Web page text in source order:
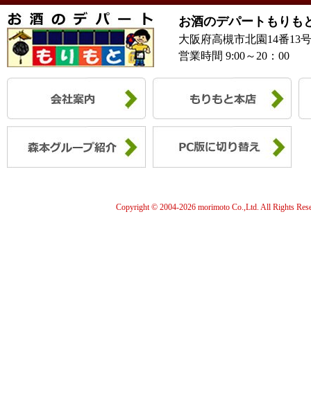
お酒のデパートもりも
大阪府高槻市北園14番13
営業時間 9:00～20：00
Copyright © 2004-2026 morimoto Co.,Ltd. All Rights